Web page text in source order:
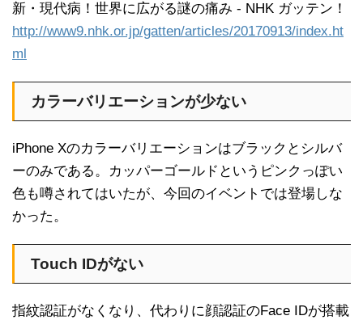
新・現代病！世界に広がる謎の痛み - NHK ガッテン！
http://www9.nhk.or.jp/gatten/articles/20170913/index.ht
ml
カラーバリエーションが少ない
iPhone Xのカラーバリエーションはブラックとシルバ
ーのみである。カッパーゴールドというピンクっぽい
色も噂されてはいたが、今回のイベントでは登場しな
かった。
Touch IDがない
指紋認証がなくなり、代わりに顔認証のFace IDが搭載